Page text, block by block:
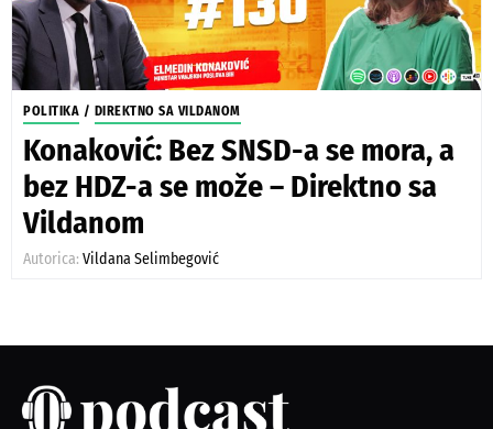
POLITIKA / DIREKTNO SA VILDANOM
Konaković: Bez SNSD-a se mora, a
bez HDZ-a se može – Direktno sa
Vildanom
Autorica: Vildana Selimbegović